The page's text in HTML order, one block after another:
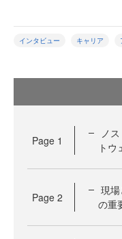
インタビュー キャリア
Page 1
ノ
ト
Page 2
現場
の重